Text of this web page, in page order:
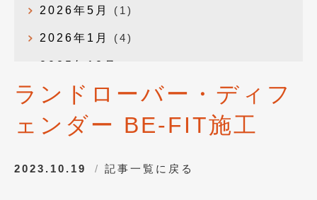
2026年5月 (1)
2026年1月 (4)
2025年12月
2025年10月 (1)
2025年8月(2)
2024年8月(1)
ランドローバー・ディフ
ェンダー BE-FIT施工
2023.10.19 記事一覧に戻る